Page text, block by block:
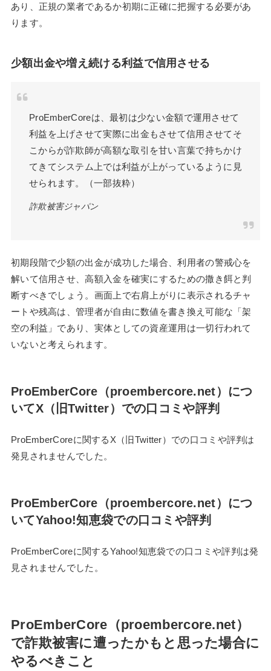
あり、正規の業者であるか初期に正確に把握する必要があ
ります。
少額出金や増え続ける利益で信用させる
ProEmberCoreは、最初は少ない金額で運用させて
利益を上げさせて実際に出金もさせて信用させてそ
こからが詐欺師が高額な取引を甘い言葉で持ちかけ
てきてシステム上では利益が上がっているように見
せられます。（一部抜粋）
詐欺被害ジャパン
初期段階で少額の出金が成功した場合、利用者の警戒心を
解いて信用させ、高額入金を確実にするための撒き餌と判
断すべきでしょう。画面上で右肩上がりに表示されるチャ
ートや残高は、管理者が自由に数値を書き換え可能な「架
空の利益」であり、実体としての資産運用は一切行われて
いないと考えられます。
ProEmberCore（proembercore.net）につ
いてX（旧Twitter）での口コミや評判
ProEmberCoreに関するX（旧Twitter）での口コミや評判は
発見されませんでした。
ProEmberCore（proembercore.net）につ
いてYahoo!知恵袋での口コミや評判
ProEmberCoreに関するYahoo!知恵袋での口コミや評判は発
見されませんでした。
ProEmberCore（proembercore.net）
で詐欺被害に遭ったかもと思った場合に
やるべきこと